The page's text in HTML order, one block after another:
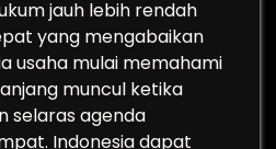
jauh lebih rendah
yang mengabaikan
usaha mulai memahami
muncul ketika
selaras agenda
Indonesia dapat